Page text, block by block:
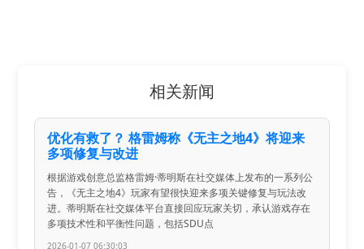
相关新闻
优化有救了？ 格雷姆称《无主之地4》将迎来
多项修复与改进
根据游戏创意总监格雷姆·蒂明斯在社交媒体上发布的一系列公
告，《无主之地4》玩家有望很快迎来多项关键修复与玩法改
进。蒂明斯在社交媒体平台直接回应玩家关切，承认游戏存在
多项技术性和平衡性问题，包括SDU点
2026-01-07 06:30:03